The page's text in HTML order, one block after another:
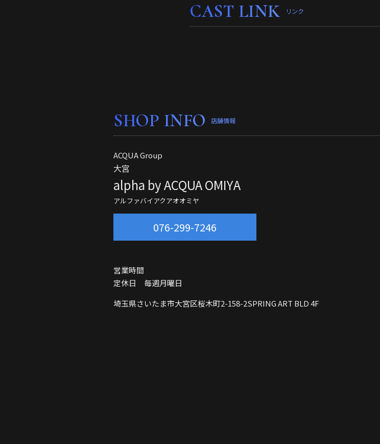
CAST LINK リンク
SHOP INFO 店舗情報
ACQUA Group
大宮
alpha by ACQUA OMIYA
アルファバイアクアオオミヤ
076-299-7246
営業時間
定休日 毎週月曜日
埼玉県さいたま市大宮区桜木町2-158-2SPRING ART BLD 4F